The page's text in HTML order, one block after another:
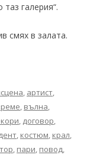
галерия“.
смях в залата.
, артист,
, вълна,
, договор,
, костюм, крал,
, пари, повод,